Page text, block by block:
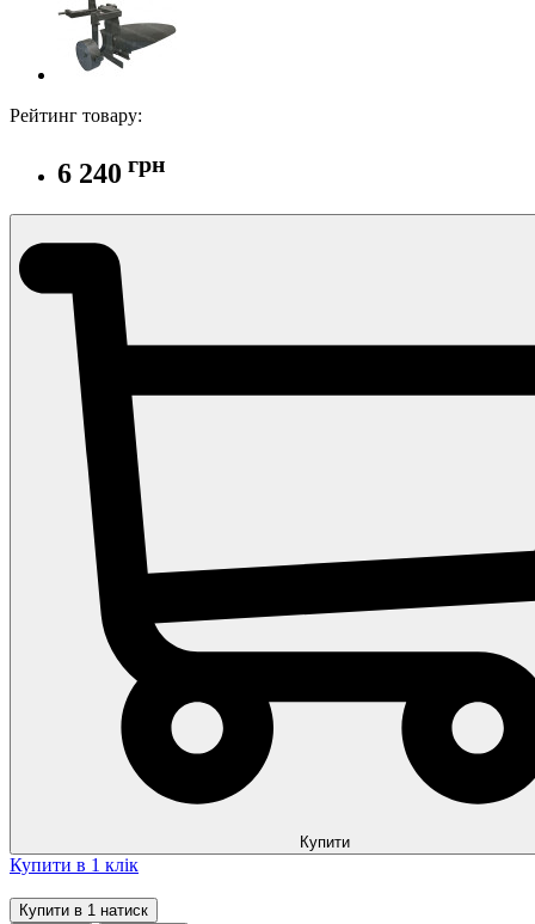
Рейтинг товару:
6 240 грн
Купити
Купити в 1 клік
Купити в 1 натиск